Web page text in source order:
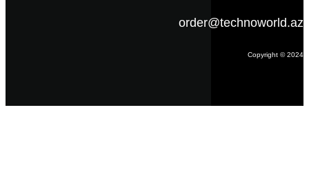
order@technoworld.az
Copyright © 2024